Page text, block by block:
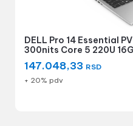
DELL Pro 14 Essential
300nits Core 5 220U
147.048,33 RSD
+ 20% pdv